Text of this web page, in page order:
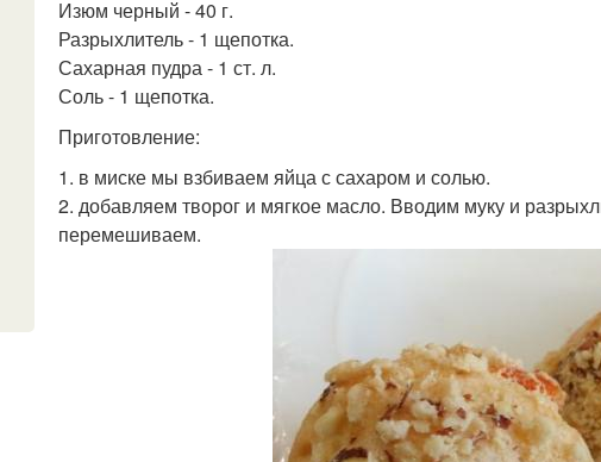
Изюм черный - 40 г.
Разрыхлитель - 1 щепотка.
Сахарная пудра - 1 ст. л.
Соль - 1 щепотка.
Приготовление:
1. в миске мы взбиваем яйца с сахаром и солью.
2. добавляем творог и мягкое масло. Вводим муку и
перемешиваем.